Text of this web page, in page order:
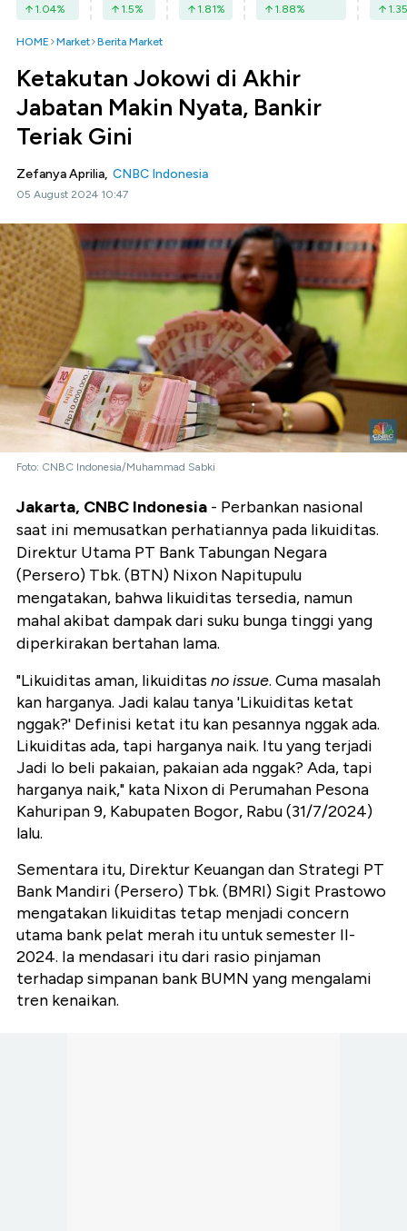
1.04% 1.5% 1.81% 1.88% 1.35
HOME Market Berita Market
Ketakutan Jokowi di Akhir
Jabatan Makin Nyata, Bankir
Teriak Gini
Zefanya Aprilia, CNBC Indonesia
05 August 2024 10:47
Foto: CNBC Indonesia/Muhammad Sabki
Jakarta, CNBC Indonesia - Perbankan nasional
saat ini memusatkan perhatiannya pada likuiditas.
Direktur Utama PT Bank Tabungan Negara
(Persero) Tbk. (BTN) Nixon Napitupulu
mengatakan, bahwa likuiditas tersedia, namun
mahal akibat dampak dari suku bunga tinggi yang
diperkirakan bertahan lama.
"Likuiditas aman, likuiditas no issue. Cuma masalah
kan harganya. Jadi kalau tanya 'Likuiditas ketat
nggak?' Definisi ketat itu kan pesannya nggak ada.
Likuiditas ada, tapi harganya naik. Itu yang terjadi
Jadi lo beli pakaian, pakaian ada nggak? Ada, tapi
harganya naik," kata Nixon di Perumahan Pesona
Kahuripan 9, Kabupaten Bogor, Rabu (31/7/2024)
lalu.
Sementara itu, Direktur Keuangan dan Strategi PT
Bank Mandiri (Persero) Tbk. (BMRI) Sigit Prastowo
mengatakan likuiditas tetap menjadi concern
utama bank pelat merah itu untuk semester II-
2024. Ia mendasari itu dari rasio pinjaman
terhadap simpanan bank BUMN yang mengalami
tren kenaikan.